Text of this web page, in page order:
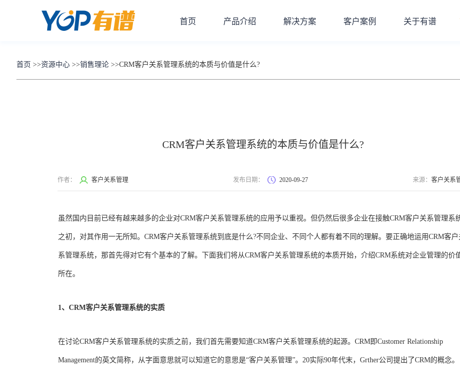
首页 产品介绍 解决方案 客户案例 关于有谱
首页 >>资源中心 >>销售理论 >>CRM客户关系管理系统的本质与价值是什么?
CRM客户关系管理系统的本质与价值是什么?
作者： 客户关系管理 发布日期： 2020-09-27 来源： 客户关系
虽然国内目前已经有越来越多的企业对CRM客户关系管理系统的应用予以重视。但仍然后很多企业在接触CRM客户关系管理系
之初，对其作用一无所知。CRM客户关系管理系统到底是什么?不同企业、不同个人都有着不同的理解。要正确地运用CRM客户
系管理系统，那首先得对它有个基本的了解。下面我们将从CRM客户关系管理系统的本质开始，介绍CRM系统对企业管理的价
所在。
1、CRM客户关系管理系统的实质
在讨论CRM客户关系管理系统的实质之前，我们首先需要知道CRM客户关系管理系统的起源。CRM即Customer Relationship
Management的英文简称，从字面意思就可以知道它的意思是“客户关系管理”。20实际90年代末，Grther公司提出了CRM的概念。